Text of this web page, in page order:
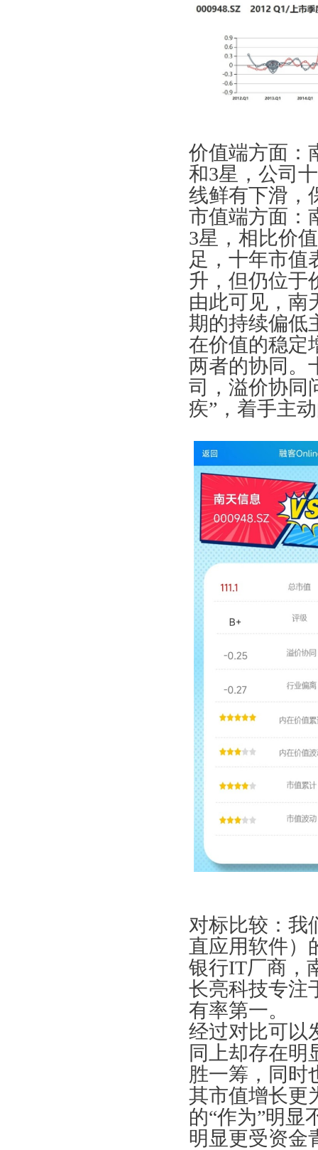
价值端方面：
和3星，公司
线鲜有下滑，
市值端方面：
3星，相比价
足，十年市值
升，但仍位于
由此可见，南
期的持续偏低
在价值的稳定
两者的协同。
司，溢价协同
疾”，着手主
对标比较：
直应用软件）
银行IT厂商，
长亮科技专注
有率第一。
经过对比可以
同上却存在明
胜一筹，同时
其市值增长更
的“作为”明显
明显更受资金